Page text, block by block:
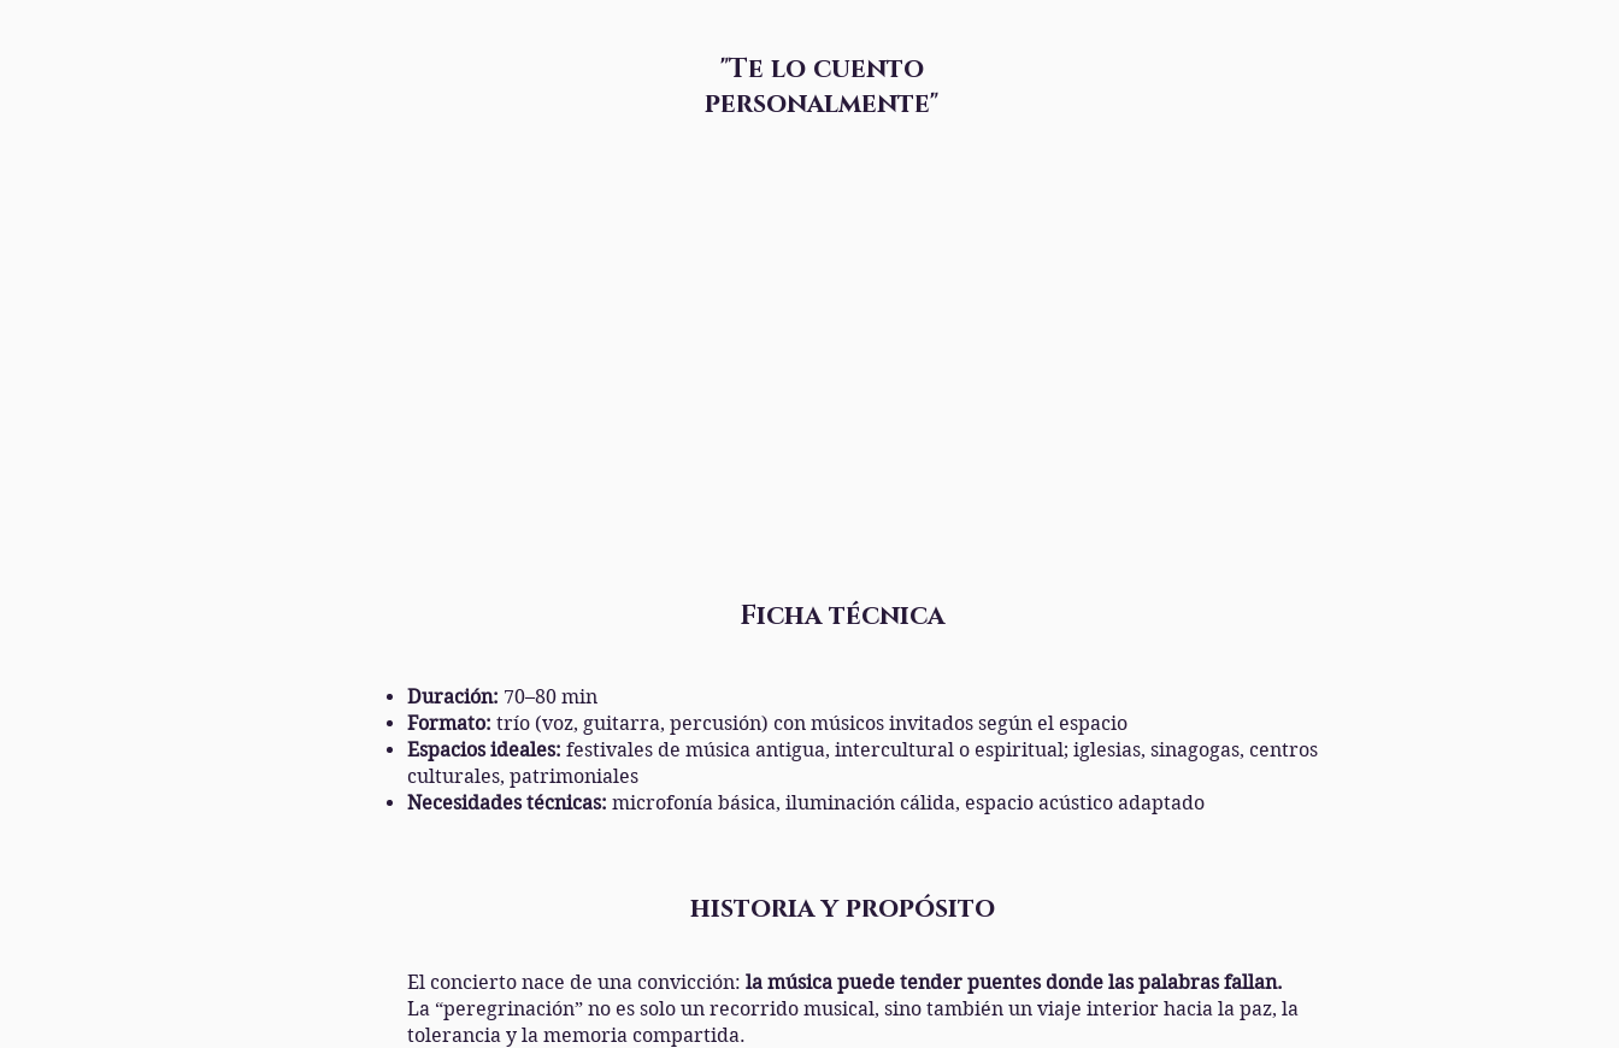
"Te lo cuento
personalmente"
Ficha técnica
Duración: 70–80 min
Formato: trío (voz, guitarra, percusión) con músicos invitados según el espacio
Espacios ideales: festivales de música antigua, intercultural o espiritual; iglesias, sinagogas, centros
culturales, patrimoniales
Necesidades técnicas: microfonía básica, iluminación cálida, espacio acústico adaptado
historia y propósito
El concierto nace de una convicción: la música puede tender puentes donde las palabras fallan.
La “peregrinación” no es solo un recorrido musical, sino también un viaje interior hacia la paz, la
tolerancia y la memoria compartida.